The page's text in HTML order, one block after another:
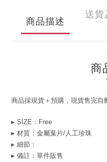
商品描述
送貨
商
商品採現貨＋預購，現貨售完自
▸ SIZE：Free
▸ 材質：金屬葉片/人工珍珠
▸ 細節：
▸ 備註：單件販售